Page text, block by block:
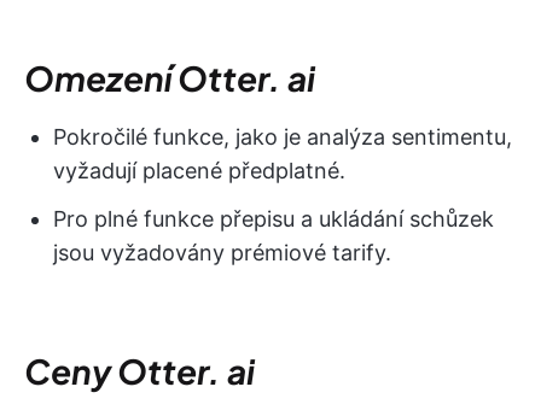
Omezení Otter. ai
Pokročilé funkce, jako je analýza sentimentu,
vyžadují placené předplatné.
Pro plné funkce přepisu a ukládání schůzek
jsou vyžadovány prémiové tarify.
Ceny Otter. ai